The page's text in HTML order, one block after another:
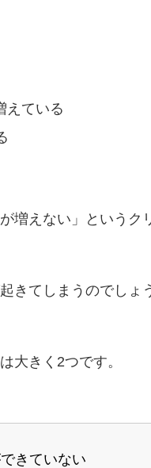
えている
増えない」というク
きてしまうのでしょ
大きく2つです。
きていない